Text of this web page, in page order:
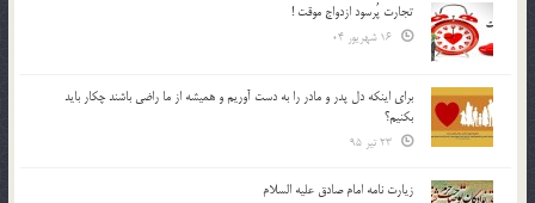
تجارت پُرسود ازدواج موقت !
براي اينكه دل پدر و مادر را به دست آوريم و هميشه از ما راضي باشند چكار بايد
بكنيم؟
زیارت نامه امام صادق علیه السلام